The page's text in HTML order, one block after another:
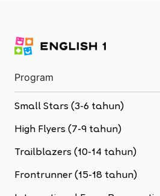
Program
Small Stars (3-6 tahun)
High Flyers (7-9 tahun)
Trailblazers (10-14 tahun)
Frontrunner (15-18 tahun)